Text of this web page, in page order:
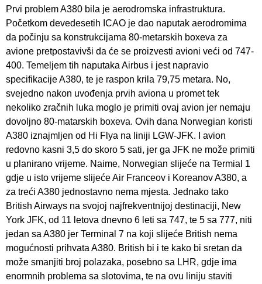
Prvi problem A380 bila je aerodromska infrastruktura.
Početkom devedesetih ICAO je dao naputak aerodromima
da počinju sa konstrukcijama 80-metarskih boxeva za
avione pretpostavivši da će se proizvesti avioni veći od 747-
400. Temeljem tih naputaka Airbus i jest napravio
specifikacije A380, te je raspon krila 79,75 metara. No,
svejedno nakon uvođenja prvih aviona u promet tek
nekoliko zračnih luka moglo je primiti ovaj avion jer nemaju
dovoljno 80-matarskih boxeva. Ovih dana Norwegian koristi
A380 iznajmljen od Hi Flya na liniji LGW-JFK. I avion
redovno kasni 3,5 do skoro 5 sati, jer ga JFK ne može primiti
u planirano vrijeme. Naime, Norwegian slijeće na Termial 1
gdje u isto vrijeme slijeće Air Franceov i Koreanov A380, a
za treći A380 jednostavno nema mjesta. Jednako tako
British Airways na svojoj najfrekventnijoj destinaciji, New
York JFK, od 11 letova dnevno 6 leti sa 747, te 5 sa 777, niti
jedan sa A380 jer Terminal 7 na koji slijeće British nema
mogućnosti prihvata A380. British bi i te kako bi sretan da
može smanjiti broj polazaka, posebno sa LHR, gdje ima
enormnih problema sa slotovima, te na ovu liniju staviti